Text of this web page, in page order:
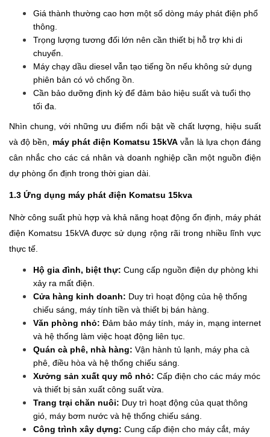
Giá thành thường cao hơn một số dòng máy phát điện phổ
thông.
Trọng lượng tương đối lớn nên cần thiết bị hỗ trợ khi di
chuyển.
Máy chạy dầu diesel vẫn tạo tiếng ồn nếu không sử dụng
phiên bản có vỏ chống ồn.
Cần bảo dưỡng định kỳ để đảm bảo hiệu suất và tuổi thọ
tối đa.
Nhìn chung, với những ưu điểm nổi bật về chất lượng, hiệu suất
và độ bền, máy phát điện Komatsu 15kVA vẫn là lựa chọn đáng
cân nhắc cho các cá nhân và doanh nghiệp cần một nguồn điện
dự phòng ổn định trong thời gian dài.
1.3 Ứng dụng máy phát điện Komatsu 15kva
Nhờ công suất phù hợp và khả năng hoạt động ổn định, máy phát
điện Komatsu 15kVA được sử dụng rộng rãi trong nhiều lĩnh vực
thực tế.
Hộ gia đình, biệt thự: Cung cấp nguồn điện dự phòng khi
xảy ra mất điện.
Cửa hàng kinh doanh: Duy trì hoạt động của hệ thống
chiếu sáng, máy tính tiền và thiết bị bán hàng.
Văn phòng nhỏ: Đảm bảo máy tính, máy in, mạng internet
và hệ thống làm việc hoạt động liên tục.
Quán cà phê, nhà hàng: Vận hành tủ lạnh, máy pha cà
phê, điều hòa và hệ thống chiếu sáng.
Xưởng sản xuất quy mô nhỏ: Cấp điện cho các máy móc
và thiết bị sản xuất công suất vừa.
Trang trại chăn nuôi: Duy trì hoạt động của quạt thông
gió, máy bơm nước và hệ thống chiếu sáng.
Công trình xây dựng: Cung cấp điện cho máy cắt, máy